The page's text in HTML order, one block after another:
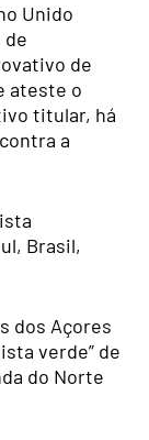
Unido
de
de
ateste o
titular, há
a
Brasil,
dos Açores
verde” de
do Norte